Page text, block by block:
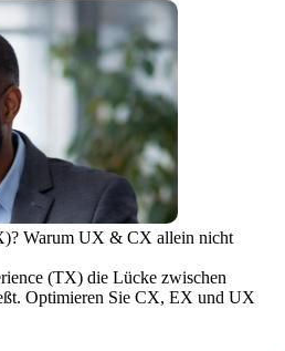
Warum UX & CX allein nicht
(TX) die Lücke zwischen
Optimieren Sie CX, EX und UX